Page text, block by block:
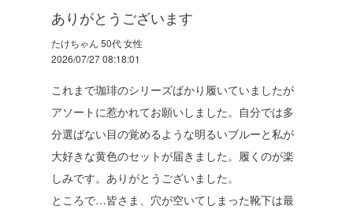
ありがとうございます
たけちゃん 50代 女性
2026/07/27 08:18:01
これまで珈琲のシリーズばかり履いていましたが
アソートに惹かれてお願いしました。自分では多
分選ばない目の覚めるような明るいブルーと私が
大好きな黄色のセットが届きました。履くのが楽
しみです。ありがとうございました。
ところで…皆さま、穴が空いてしまった靴下は最